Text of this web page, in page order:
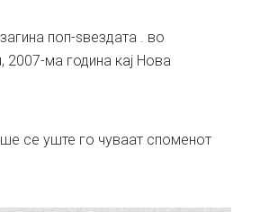
поп-ѕвездата . во
2007-ма година кај Нова
се уште го чуваат споменот